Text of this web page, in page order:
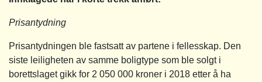
Prisantydning
Prisantydningen ble fastsatt av partene i fellesskap. Den
siste leiligheten av samme boligtype som ble solgt i
borettslaget gikk for 2 050 000 kroner i 2018 etter å ha